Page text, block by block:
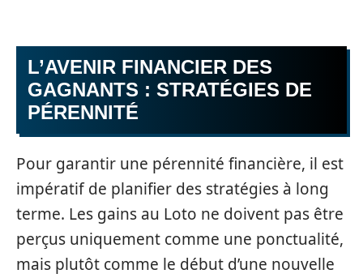
L’AVENIR FINANCIER DES
GAGNANTS : STRATÉGIES DE
PÉRENNITÉ
Pour garantir une pérennité financière, il est
impératif de planifier des stratégies à long
terme. Les gains au Loto ne doivent pas être
perçus uniquement comme une ponctualité,
mais plutôt comme le début d’une nouvelle